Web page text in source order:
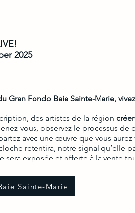
2025
Gran Fondo Baie Sainte-Marie,
des artistes de la région
vous, observez le processus de
avec une œuvre que vous aurez
retentira, notre signal qu’elle
sera exposée et offerte à la vente
Sainte-Marie